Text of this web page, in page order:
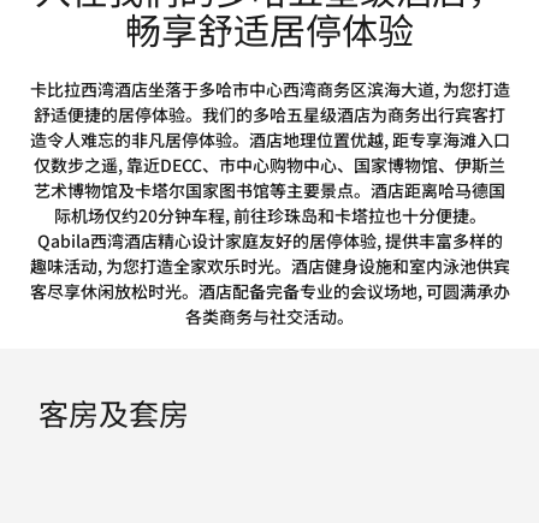
畅享舒适居停体验
卡比拉西湾酒店坐落于多哈市中心西湾商务区滨海大道, 为您打造
舒适便捷的居停体验。我们的多哈五星级酒店为商务出行宾客打
造令人难忘的非凡居停体验。酒店地理位置优越, 距专享海滩入口
仅数步之遥, 靠近DECC、市中心购物中心、国家博物馆、伊斯兰
艺术博物馆及卡塔尔国家图书馆等主要景点。酒店距离哈马德国
际机场仅约20分钟车程, 前往珍珠岛和卡塔拉也十分便捷。
Qabila西湾酒店精心设计家庭友好的居停体验, 提供丰富多样的
趣味活动, 为您打造全家欢乐时光。酒店健身设施和室内泳池供宾
客尽享休闲放松时光。酒店配备完备专业的会议场地, 可圆满承办
各类商务与社交活动。
客房及套房